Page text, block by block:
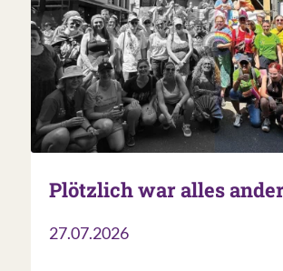
Plötzlich war alles
27.07.2026